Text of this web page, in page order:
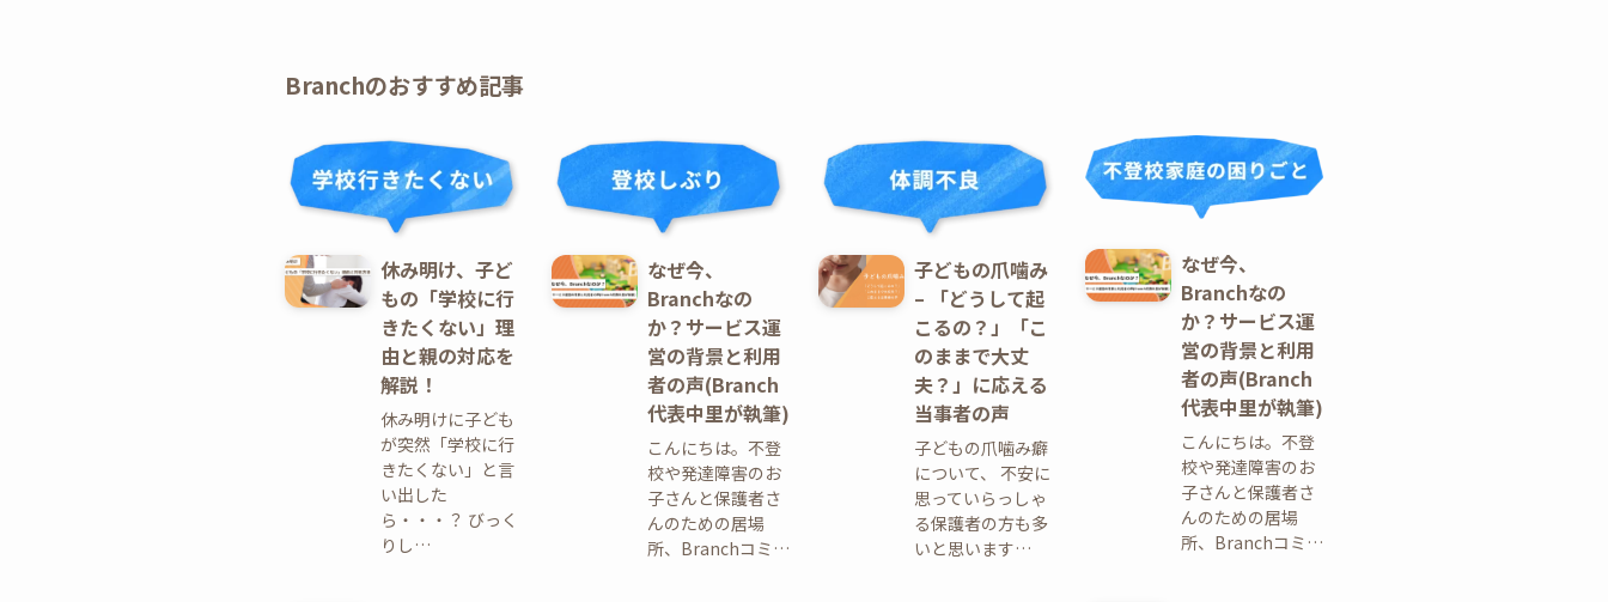
Branchのおすすめ記事
休み明け、子ど
もの「学校に行
きたくない」理
由と親の対応を
解説！
休み明けに子ども
が突然「学校に行
きたくない」と言
い出した
ら・・・？ びっく
りし…
なぜ今、
Branchなの
か？サービス運
営の背景と利用
者の声(Branch
代表中里が執筆)
こんにちは。不登
校や発達障害のお
子さんと保護者さ
んのための居場
所、Branchコミ…
子どもの爪噛み
– 「どうして起
こるの？」「こ
のままで大丈
夫？」に応える
当事者の声
子どもの爪噛み癖
について、 不安に
思っていらっしゃ
る保護者の方も多
いと思います…
なぜ今、
Branchなの
か？サービス運
営の背景と利用
者の声(Branch
代表中里が執筆)
こんにちは。不登
校や発達障害のお
子さんと保護者さ
んのための居場
所、Branchコミ…